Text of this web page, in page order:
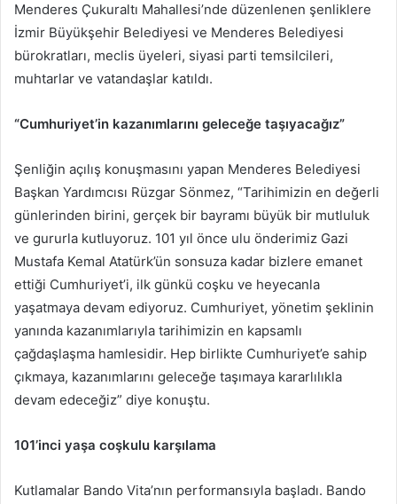
Menderes Çukuraltı Mahallesi’nde düzenlenen şenliklere
İzmir Büyükşehir Belediyesi ve Menderes Belediyesi
bürokratları, meclis üyeleri, siyasi parti temsilcileri,
muhtarlar ve vatandaşlar katıldı.
“Cumhuriyet’in kazanımlarını geleceğe taşıyacağız”
Şenliğin açılış konuşmasını yapan Menderes Belediyesi
Başkan Yardımcısı Rüzgar Sönmez, “Tarihimizin en değerli
günlerinden birini, gerçek bir bayramı büyük bir mutluluk
ve gururla kutluyoruz. 101 yıl önce ulu önderimiz Gazi
Mustafa Kemal Atatürk’ün sonsuza kadar bizlere emanet
ettiği Cumhuriyet’i, ilk günkü coşku ve heyecanla
yaşatmaya devam ediyoruz. Cumhuriyet, yönetim şeklinin
yanında kazanımlarıyla tarihimizin en kapsamlı
çağdaşlaşma hamlesidir. Hep birlikte Cumhuriyet’e sahip
çıkmaya, kazanımlarını geleceğe taşımaya kararlılıkla
devam edeceğiz” diye konuştu.
101’inci yaşa coşkulu karşılama
Kutlamalar Bando Vita’nın performansıyla başladı. Bando